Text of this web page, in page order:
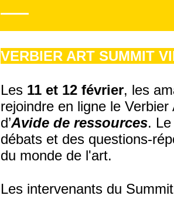
VERBIER ART SUMMIT
Les 11 et 12 février, les
rejoindre en ligne le
d’Avide de ressources.
débats et des questions-
du monde de l'art.
Les intervenants du